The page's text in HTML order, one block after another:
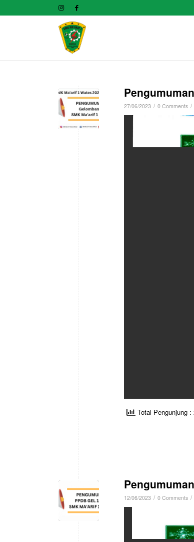
27/06/2023 / 0 Comments /
Total Pengunjung :
12/06/2023 / 0 Comments /